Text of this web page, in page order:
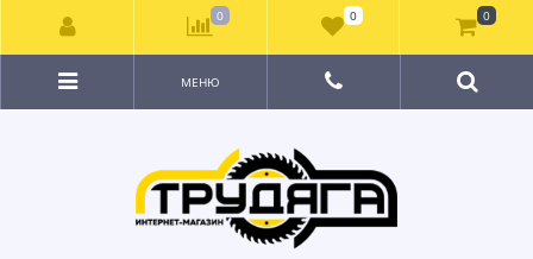
МЕНЮ
0 0 0